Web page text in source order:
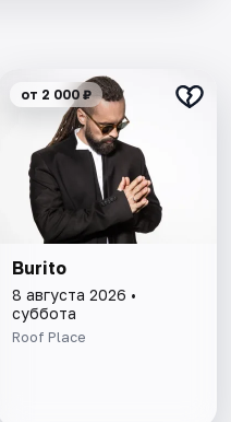
от 2 000 ₽
Burito
8 августа 2026 •
суббота
Roof Place